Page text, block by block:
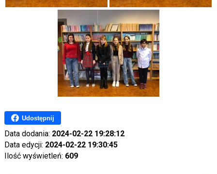
Udostępnij
Data dodania: 2024-02-22 19:28:12
Data edycji: 2024-02-22 19:30:45
Ilość wyświetleń: 609